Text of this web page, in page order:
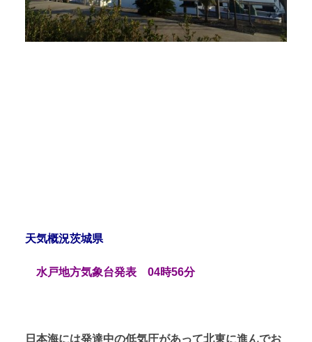
天気概況茨城県
水戸地方気象台発表 04時56分
日本海には発達中の低気圧があって北東に進んでお